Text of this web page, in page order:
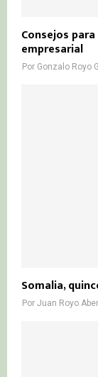
Consejos
empresarial
Por Gonzalo Royo
Somalia,
Por Juan Royo